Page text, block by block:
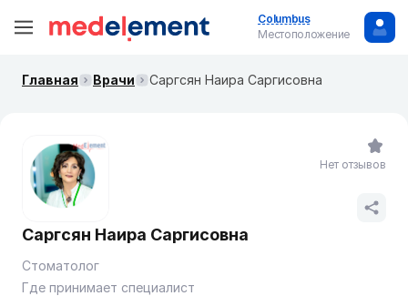
Columbus
Местоположение
Главная Врачи Саргсян Наира Саргисовна
Саргсян Наира Саргисовна
Стоматолог
Где принимает специалист
Нет отзывов